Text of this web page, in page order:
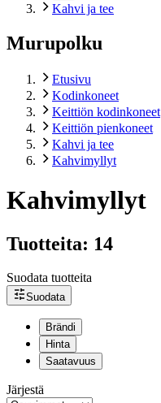
Kahvi ja tee
Murupolku
Etusivu
Kodinkoneet
Keittiön kodinkoneet
Keittiön pienkoneet
Kahvi ja tee
Kahvimyllyt
Kahvimyllyt
Tuotteita: 14
Suodata tuotteita
Suodata
Brändi
Hinta
Saatavuus
Järjestä